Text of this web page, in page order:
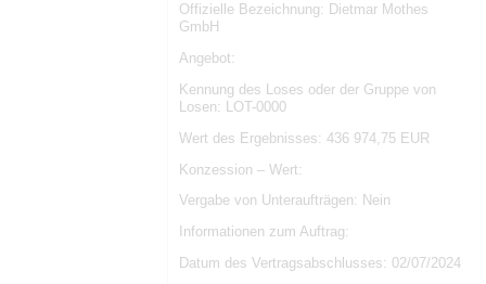
Offizielle Bezeichnung: Dietmar Mothes
GmbH
Angebot:
Kennung des Loses oder der Gruppe von
Losen: LOT-0000
Wert des Ergebnisses: 436 974,75 EUR
Konzession – Wert:
Vergabe von Unteraufträgen: Nein
Informationen zum Auftrag:
Datum des Vertragsabschlusses: 02/07/2024